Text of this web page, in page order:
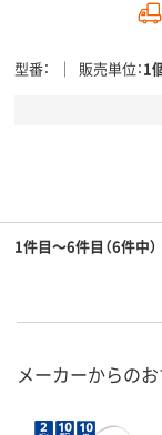
型番 販売単位 1
1件目～6件目（6件中）
メーカーからの